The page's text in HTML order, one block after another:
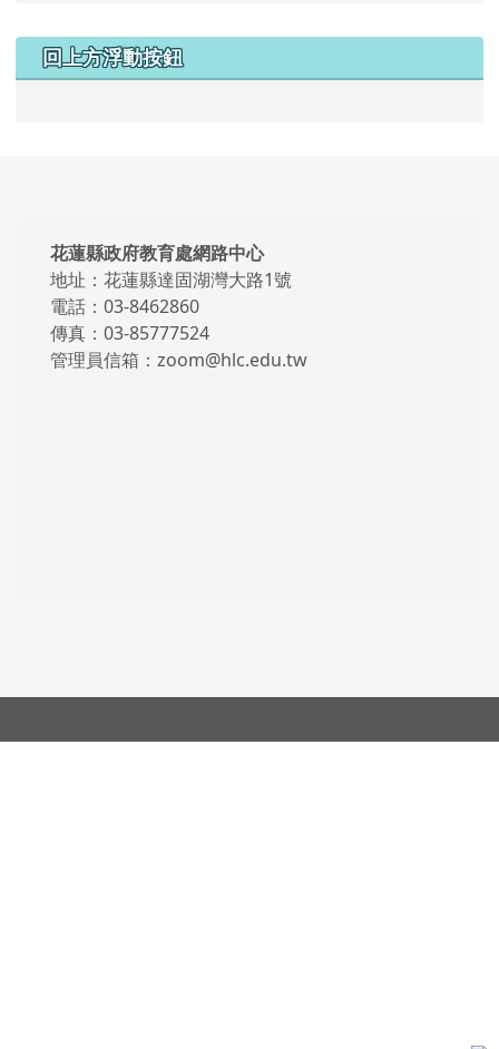
回上方浮動按鈕
頁尾區域內容
花蓮縣政府教育處網路中心
地址：花蓮縣達固湖灣大路1號
電話：03-8462860
傳真：03-85777524
管理員信箱：zoom@hlc.edu.tw